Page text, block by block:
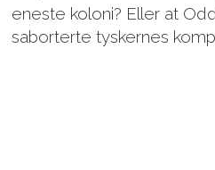
eneste koloni? Eller at
saborterte tyskernes